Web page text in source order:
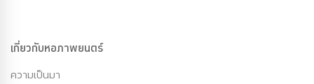
เกี่ยวกับหอภาพยนตร์
ความเป็นมา